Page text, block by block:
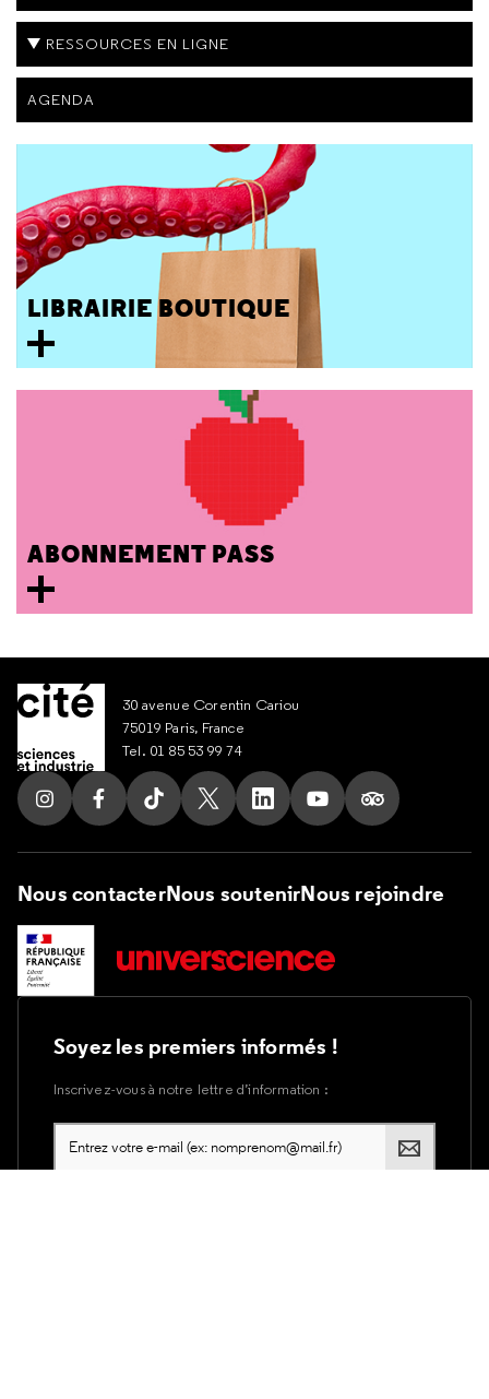
RESSOURCES EN LIGNE
AGENDA
LIBRAIRIE BOUTIQUE
ABONNEMENT PASS
30 avenue Corentin Cariou
75019 Paris, France
Tel. 01 85 53 99 74
Suivez nous sur Instagram
Suivez nous sur Facebook
Suivez nous sur Tik Tok
Suivez nous sur X
Suivez nous sur LinkedIn
Suivez nous sur
Suivez nous
Nous contacterNous soutenirNous rejoindre
Soyez les premiers informés !
Inscrivez-vous à notre lettre d’information :